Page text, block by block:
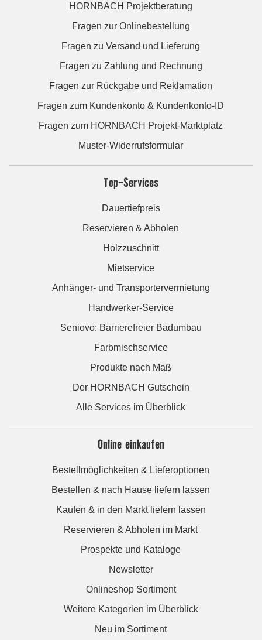
HORNBACH Projektberatung
Fragen zur Onlinebestellung
Fragen zu Versand und Lieferung
Fragen zu Zahlung und Rechnung
Fragen zur Rückgabe und Reklamation
Fragen zum Kundenkonto & Kundenkonto-ID
Fragen zum HORNBACH Projekt-Marktplatz
Muster-Widerrufsformular
Top-Services
Dauertiefpreis
Reservieren & Abholen
Holzzuschnitt
Mietservice
Anhänger- und Transportervermietung
Handwerker-Service
Seniovo: Barrierefreier Badumbau
Farbmischservice
Produkte nach Maß
Der HORNBACH Gutschein
Alle Services im Überblick
Online einkaufen
Bestellmöglichkeiten & Lieferoptionen
Bestellen & nach Hause liefern lassen
Kaufen & in den Markt liefern lassen
Reservieren & Abholen im Markt
Prospekte und Kataloge
Newsletter
Onlineshop Sortiment
Weitere Kategorien im Überblick
Neu im Sortiment